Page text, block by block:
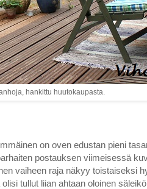
hankittu huutokaupasta.
on oven edustan pieni
postauksen viimeisessä
vaiheen raja näkyy toistaiseksi
tullut liian ahtaan oloinen